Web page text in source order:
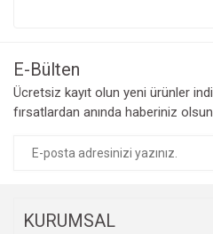
E-Bülten
Ücretsiz kayıt olun yeni ürünler
fırsatlardan anında haberiniz
KURUMSAL